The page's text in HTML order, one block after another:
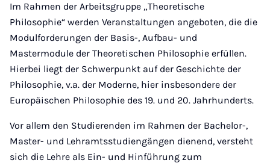
Im Rahmen der Arbeitsgruppe „Theoretische
Philosophie“ werden Veranstaltungen angeboten, die die
Modulforderungen der Basis-, Aufbau- und
Mastermodule der Theoretischen Philosophie erfüllen.
Hierbei liegt der Schwerpunkt auf der Geschichte der
Philosophie, v.a. der Moderne, hier insbesondere der
Europäischen Philosophie des 19. und 20. Jahrhunderts.
Vor allem den Studierenden im Rahmen der Bachelor-,
Master- und Lehramtsstudiengängen dienend, versteht
sich die Lehre als Ein- und Hinführung zum